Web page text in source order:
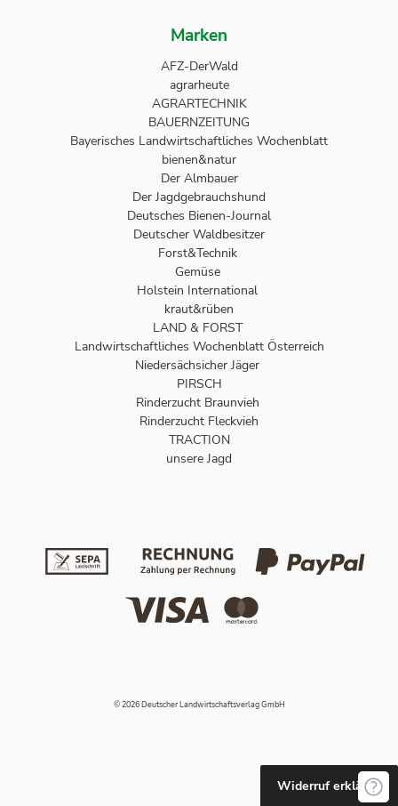
Marken
AFZ-DerWald
agrarheute
AGRARTECHNIK
BAUERNZEITUNG
Bayerisches Landwirtschaftliches Wochenblatt
bienen&natur
Der Almbauer
Der Jagdgebrauchshund
Deutsches Bienen-Journal
Deutscher Waldbesitzer
Forst&Technik
Gemüse
Holstein International
kraut&rüben
LAND & FORST
Landwirtschaftliches Wochenblatt Österreich
Niedersächsicher Jäger
PIRSCH
Rinderzucht Braunvieh
Rinderzucht Fleckvieh
TRACTION
unsere Jagd
© 2026 Deutscher Landwirtschaftsverlag GmbH
Widerruf erklären